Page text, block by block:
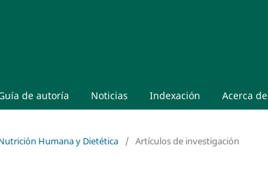
de autoría Noticias Indexación Acerca de
Humana y Dietética / Artículos de investigación